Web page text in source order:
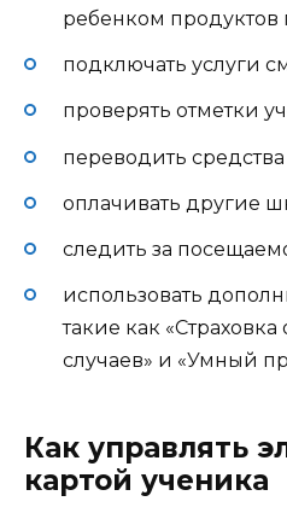
ребенком продуктов
подключать услуги
проверять отметки
переводить
оплачивать другие
следить за
использовать
такие как «Страховка
случаев» и «Умный
Как управлять
картой ученика